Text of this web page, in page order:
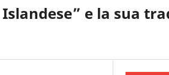
e la sua